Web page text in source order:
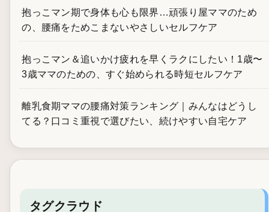
抱っこマン期で身体も心も限界…頑張り屋ママのため
の、腰痛をためこまないやさしいセルフケア
抱っこマン＆追いかけ疲れを早くラクにしたい！1歳〜
3歳ママのための、すぐ始められる時短セルフケア
離乳食期ママの腰痛対策ランキング｜みんなはどうし
てる？口コミ重視で選びたい、続けやすい自宅ケア
タグクラウド